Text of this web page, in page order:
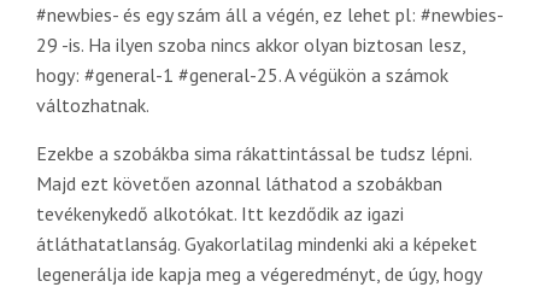
#newbies- és egy szám áll a végén, ez lehet pl: #newbies-
29 -is. Ha ilyen szoba nincs akkor olyan biztosan lesz,
hogy: #general-1 #general-25. A végükön a számok
változhatnak.
Ezekbe a szobákba sima rákattintással be tudsz lépni.
Majd ezt követően azonnal láthatod a szobákban
tevékenykedő alkotókat. Itt kezdődik az igazi
átláthatatlanság. Gyakorlatilag mindenki aki a képeket
legenerálja ide kapja meg a végeredményt, de úgy, hogy